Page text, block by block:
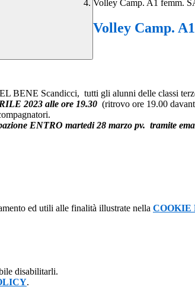
Volley Camp. A1 femm.
Volley Camp.
BENE Scandicci, tutti gli alunni delle classi
2023 alle ore 19.30 (ritrovo ore 19.00
ENTRO martedi 28 marzo pv. tramite
ed utili alle finalità illustrate nella COOKIE
disabilitarli.
.